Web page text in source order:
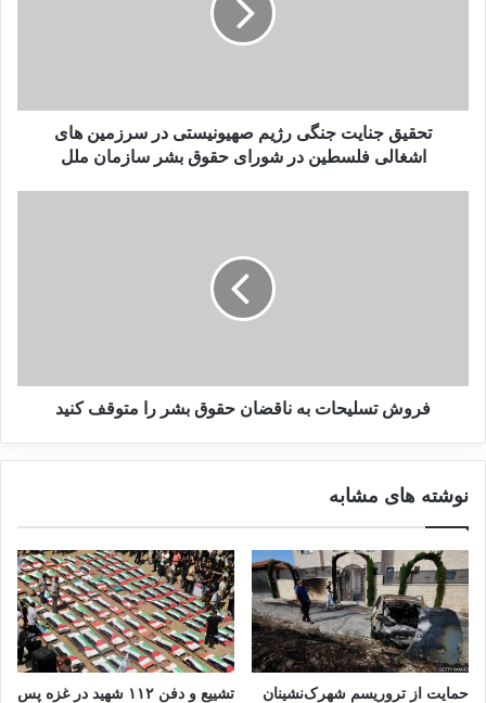
صدر متاثرین از تروریسم
بررسی فیلم‌ها و سریال‌های ایرانی
با موضوع داعش
ماموریت ارتش آلمان در افغانستان در حالی به پایان رسیده است
که واحدهای دیگری به کشور افریقایی مالی اعزام دشه اند. در
آلمان انجمن دفاع از قربانیان تروریسم
بیماری روحی
کپی لینک
تحقیق جنایت جنگی رژیم صهیونیستی در سرزمین های
اشغالی فلسطین در شورای حقوق بشر سازمان ملل
فروش تسلیحات به ناقضان حقوق بشر را متوقف کنید
نوشته های مشابه
حمایت از تروریسم شهرک‌نشینان
تشییع و دفن ۱۱۲ شهید در غزه پس